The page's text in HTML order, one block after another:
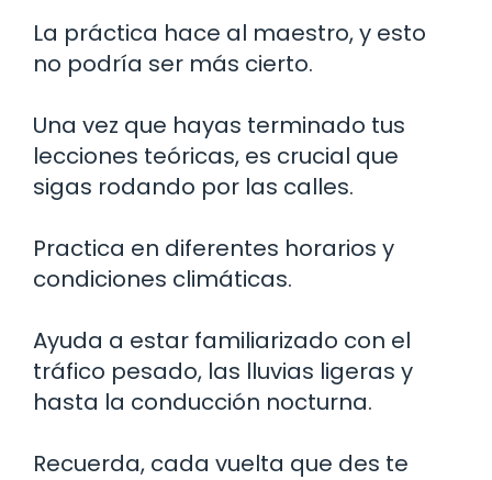
La práctica hace al maestro, y esto
no podría ser más cierto.
Una vez que hayas terminado tus
lecciones teóricas, es crucial que
sigas rodando por las calles.
Practica en diferentes horarios y
condiciones climáticas.
Ayuda a estar familiarizado con el
tráfico pesado, las lluvias ligeras y
hasta la conducción nocturna.
Recuerda, cada vuelta que des te